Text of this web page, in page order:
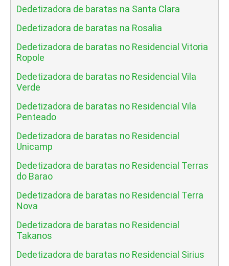
Dedetizadora de baratas na Santa Clara
Dedetizadora de baratas na Rosalia
Dedetizadora de baratas no Residencial Vitoria
Ropole
Dedetizadora de baratas no Residencial Vila
Verde
Dedetizadora de baratas no Residencial Vila
Penteado
Dedetizadora de baratas no Residencial
Unicamp
Dedetizadora de baratas no Residencial Terras
do Barao
Dedetizadora de baratas no Residencial Terra
Nova
Dedetizadora de baratas no Residencial
Takanos
Dedetizadora de baratas no Residencial Sirius